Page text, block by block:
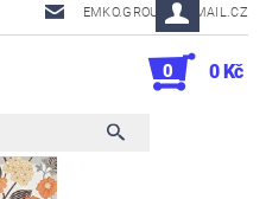
EMKO.GROUSL@EMAIL.CZ
0 0 Kč